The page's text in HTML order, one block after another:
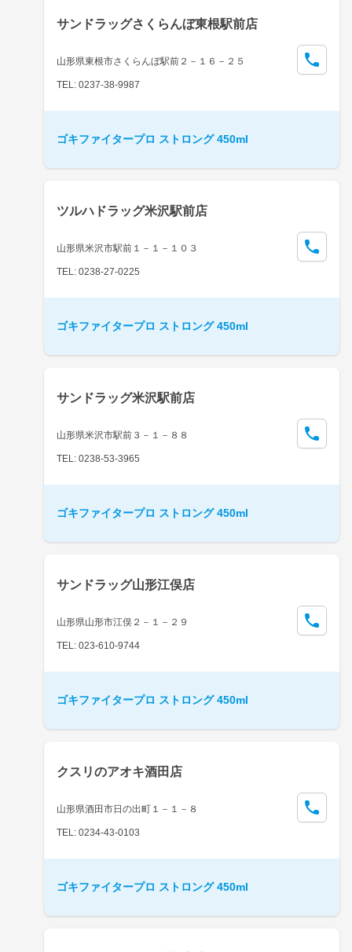
サンドラッグさくらんぼ東根駅前店
山形県東根市さくらんぼ駅前２－１６－２５
TEL: 0237-38-9987
ゴキファイタープロ ストロング 450ml
ツルハドラッグ米沢駅前店
山形県米沢市駅前１－１－１０３
TEL: 0238-27-0225
ゴキファイタープロ ストロング 450ml
サンドラッグ米沢駅前店
山形県米沢市駅前３－１－８８
TEL: 0238-53-3965
ゴキファイタープロ ストロング 450ml
サンドラッグ山形江俣店
山形県山形市江俣２－１－２９
TEL: 023-610-9744
ゴキファイタープロ ストロング 450ml
クスリのアオキ酒田店
山形県酒田市日の出町１－１－８
TEL: 0234-43-0103
ゴキファイタープロ ストロング 450ml